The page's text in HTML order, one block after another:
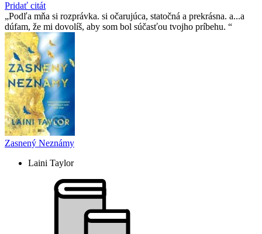
Pridať citát
Podľa mňa si rozprávka. si očarujúca, statočná a prekrásna. a...a
dúfam, že mi dovolíš, aby som bol súčasťou tvojho príbehu.
Zasnený Neznámy
Laini Taylor